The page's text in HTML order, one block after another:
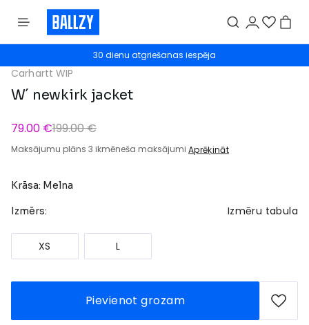
30 dienu atgriešanas iespēja
Carhartt WIP
W´ newkirk jacket
79.00 €199.00 €
Maksājumu plāns 3 ikmēneša maksājumi Aprēķināt
Krāsa: Melna
Izmērs: Izmēru tabula
XS L
Pievienot grozam